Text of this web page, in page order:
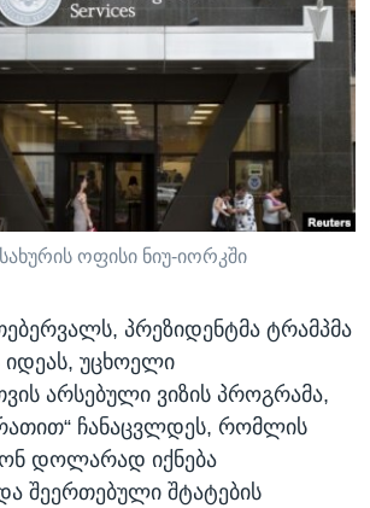
ᲣᲙᲠᲐᲘᲜᲐᲨᲘ
ოფისი ნიუ-იორკში
პრეზიდენტმა ტრამპმა
იდეას, უცხოელი
არსებული ვიზის პროგრამა,
ჩანაცვლდეს, რომლის
დოლარად იქნება
შეერთებული შტატების